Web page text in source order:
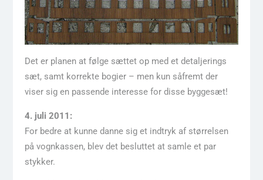
Det er planen at følge sættet op med et detaljerings
sæt, samt korrekte bogier – men kun såfremt der
viser sig en passende interesse for disse byggesæt!
4. juli 2011:
For bedre at kunne danne sig et indtryk af størrelsen
på vognkassen, blev det besluttet at samle et par
stykker.